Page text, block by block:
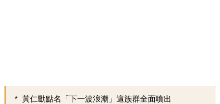
黃仁勳點名「下一波浪潮」這族群全面噴出